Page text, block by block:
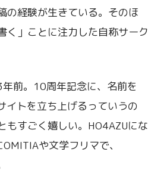
の経験が生きている。そのほ
く」ことに注力した自称サーク
前。10周年記念に、名前を
イトを立ち上げるっていうの
もすごく嬉しい。HO4AZUにな
や文学フリマで、